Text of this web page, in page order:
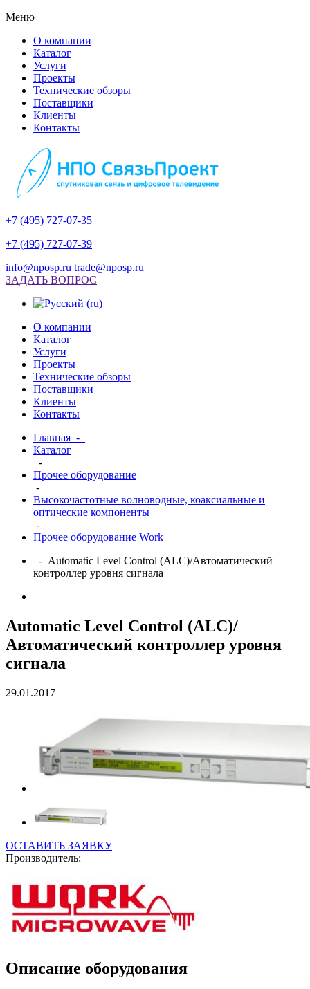
Меню
О компании
Каталог
Услуги
Проекты
Технические обзоры
Поставщики
Клиенты
Контакты
+7 (495) 727-07-35
+7 (495) 727-07-39
info@nposp.ru trade@nposp.ru
ЗАДАТЬ ВОПРОС
О компании
Каталог
Услуги
Проекты
Технические обзоры
Поставщики
Клиенты
Контакты
Главная -
Каталог
-
Прочее оборудование
-
Высокочастотные волноводные, коаксиальные и
оптические компоненты
-
Прочее оборудование Work
- Automatic Level Control (ALC)/Автоматический
контроллер уровня сигнала
Automatic Level Control (ALC)/
Автоматический контроллер уровня
сигнала
29.01.2017
ОСТАВИТЬ ЗАЯВКУ
Производитель:
Описание оборудования